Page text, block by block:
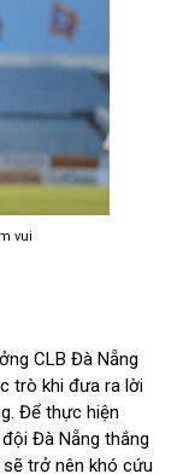
vui
CLB Đà Nẵng
trò khi đưa ra lời
Để thực hiện
Đà Nẵng thắng
trở nên khó cứu